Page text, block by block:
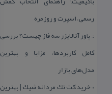
رسمی، اسپرت و روزمره
:: پاور آنالایزر سه فاز چیست؟ بررسی
كامل كاربردها، مزایا و بهترین
مدل‌های بازار
::خرید كت تك مردانه شیك | بهترین